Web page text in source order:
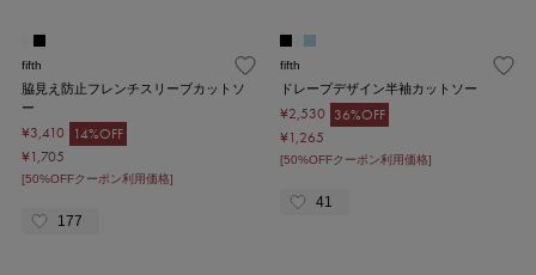
fifth
脇見え防止フレンチスリーブカットソ
ー
¥3,410
14%OFF
¥1,705
[50%OFFクーポン利用価格]
177
fifth
ドレープデザイン半袖カットソー
¥2,530 36%OFF
¥1,265
[50%OFFクーポン利用価格]
41